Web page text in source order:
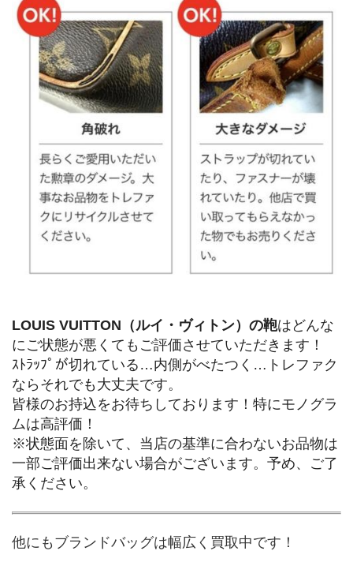
LOUIS VUITTON（ルイ・ヴィトン）の鞄はどんな
にご状態が悪くてもご評価させていただきます！
ｽﾄﾗｯﾌﾟが切れている…内側がべたつく…トレファク
ならそれでも大丈夫です。
皆様のお持込をお待ちしております！特にモノグラ
ムは高評価！
※状態面を除いて、当店の基準に合わないお品物は
一部ご評価出来ない場合がございます。予め、ご了
承ください。
他にもブランドバッグは幅広く買取中です！